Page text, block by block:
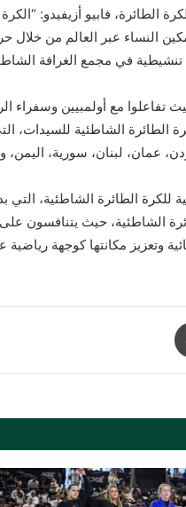
الطائرة، فابيو أزيفيدو:
النساء عبر العالم من خلال
في مجمع الغرافة
مع أولمبيين وسفراء
قطر بطولة غرب آسيا تحت 20 عامًا للكرة
عمان، لبنان، سورية،
وتعزيز مكانتها كوجهة